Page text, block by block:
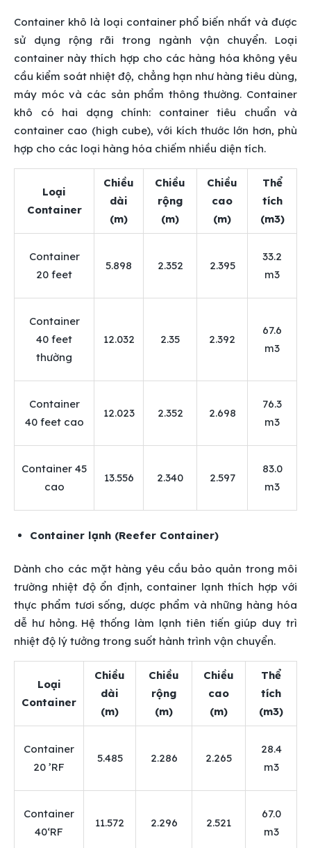
Container khô là loại container phổ biến nhất và được
sử dụng rộng rãi trong ngành vận chuyển. Loại
container này thích hợp cho các hàng hóa không yêu
cầu kiểm soát nhiệt độ, chẳng hạn như hàng tiêu dùng,
máy móc và các sản phẩm thông thường. Container
khô có hai dạng chính: container tiêu chuẩn và
container cao (high cube), với kích thước lớn hơn, phù
hợp cho các loại hàng hóa chiếm nhiều diện tích.
Loại
Container
Chiều
dài
(m)
Chiều
rộng
(m)
Chiều
cao
(m)
Thể
tích
(m3)
Container
20 feet
5.898 2.352 2.395
33.2
m3
Container
40 feet
thường
12.032 2.35 2.392
67.6
m3
Container
40 feet cao
12.023 2.352 2.698
76.3
m3
Container 45
cao
13.556 2.340 2.597
83.0
m3
Container lạnh (Reefer Container)
Dành cho các mặt hàng yêu cầu bảo quản trong môi
trường nhiệt độ ổn định, container lạnh thích hợp với
thực phẩm tươi sống, dược phẩm và những hàng hóa
dễ hư hỏng. Hệ thống làm lạnh tiên tiến giúp duy trì
nhiệt độ lý tưởng trong suốt hành trình vận chuyển.
Loại
Container
Chiều
dài
(m)
Chiều
rộng
(m)
Chiều
cao
(m)
Thể
tích
(m3)
Container
20 ’RF
5.485 2.286 2.265
28.4
m3
Container
40‘RF
11.572 2.296 2.521
67.0
m3